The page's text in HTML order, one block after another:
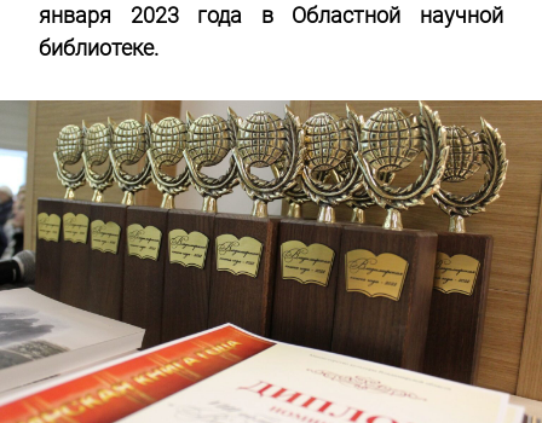
января 2023 года в Областной научной
библиотеке.